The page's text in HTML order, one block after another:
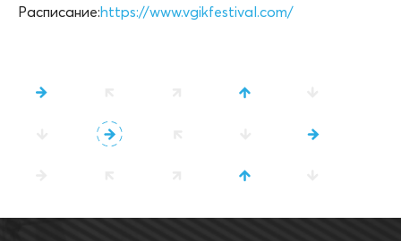
Расписание:https://www.vgikfestival.com/